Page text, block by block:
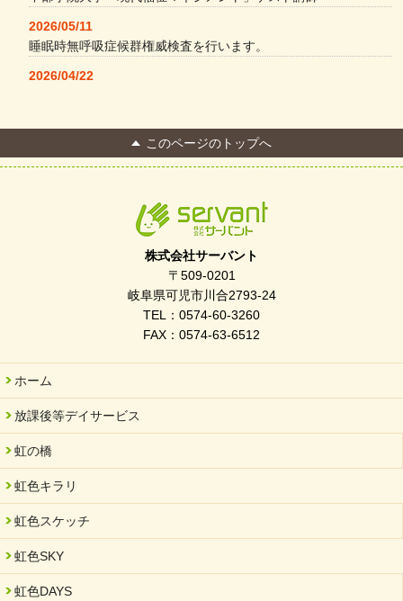
2026/05/11
睡眠時無呼吸症候群権威検査を行います。
2026/04/22
FC Bombonera 岐阜県No.1
令和7年度 岐阜県スポーツ賞「FC Bombonera」
岐阜県「働いてもらい方改革」優良事例集に掲載されました
2025/06/10
未来会議 in 可児市 「斉藤まさゆき」
2025/05/07
2025年6月中旬 OPEN 放課後等デイサービス「Fc Bombo
2025/03/01
餅つき大会を開催しました
2025/01/31
このページのトップへ
株式会社サーバント
〒509-0201
岐阜県可児市川合2793-24
TEL：0574-60-3260
FAX：0574-63-6512
ホーム
放課後等デイサービス
虹の橋
虹色キラリ
虹色スケッチ
虹色SKY
虹色DAYS